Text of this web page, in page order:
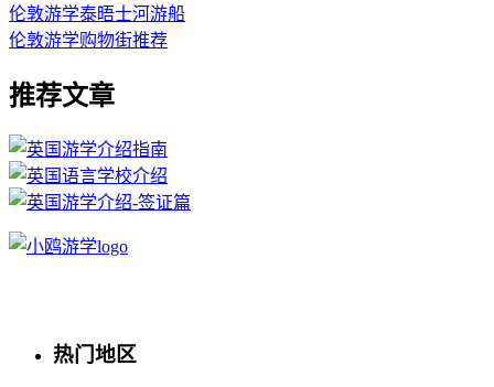
伦敦游学泰晤士河游船
伦敦游学购物街推荐
推荐文章
热门地区